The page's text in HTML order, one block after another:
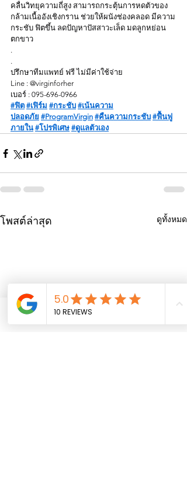
คลื่นวิทยุความถี่สูง สามารถกระตุ้นการหดตัวของ
กล้ามเนื้ออังเชิงกราน ช่วยให้ผนังช่องคลอด มีความ
กระชับ ฟิตขึ้น ลดปัญหาปัสสาวะเล็ด มดลูกหย่อน
ตกขาว
.
.
ปรึกษาทีมแพทย์ ฟรี ไม่มีค่าใช้จ่าย
Line : @virginforher
เบอร์ : 095-696-0966
#ฟิต #เฟิร์ม #กระชับ #เน้นความ
ปลอดภัย #ProgramVirgin #คืนความกระชับ #ฟื้นฟู
ภายใน #โปรพิเศษ #ดูแลตัวเอง
โพสต์ล่าสุด ดูทั้งหมด